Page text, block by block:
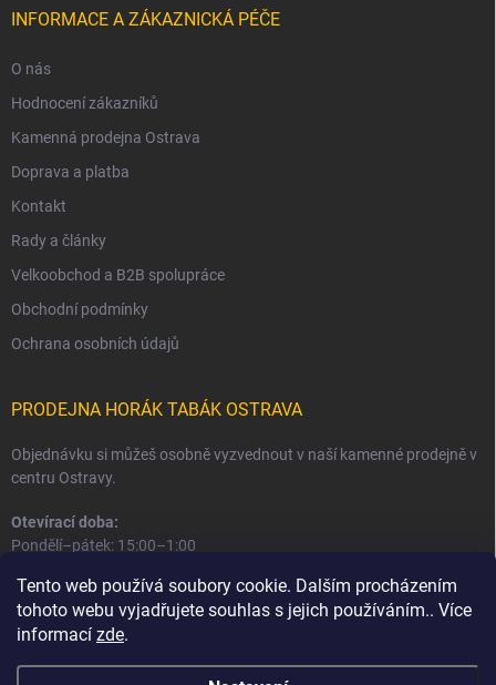
Tento web používá soubory cookie. Dalším procházením
tohoto webu vyjadřujete souhlas s jejich používáním.. Více
informací zde.
INFORMACE A ZÁKAZNICKÁ PÉČE
O nás
Hodnocení zákazníků
Kamenná prodejna Ostrava
Doprava a platba
Kontakt
Rady a články
Velkoobchod a B2B spolupráce
Obchodní podmínky
Ochrana osobních údajů
PRODEJNA HORÁK TABÁK OSTRAVA
Objednávku si můžeš osobně vyzvednout v naší kamenné prodejně v
centru Ostravy.
Otevírací doba:
Pondělí–pátek: 15:00–1:00
Informace o prodejně a osobním odběru